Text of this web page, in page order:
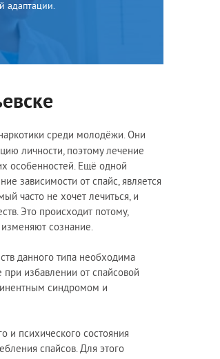
адаптации.
среди молодёжи. Они
личности, поэтому лечение
особенностей. Ещё одной
зависимости от спайс, является
часто не хочет лечиться, и
Это происходит потому,
сознание.
данного типа необходима
при избавлении от спайсовой
синдромом и
и психического состояния
спайсов. Для этого